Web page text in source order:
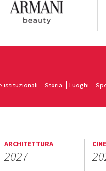
istituzionali Storia Luoghi
ARCHITETTURA
2027